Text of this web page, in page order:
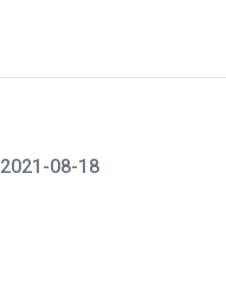
2021-08-18